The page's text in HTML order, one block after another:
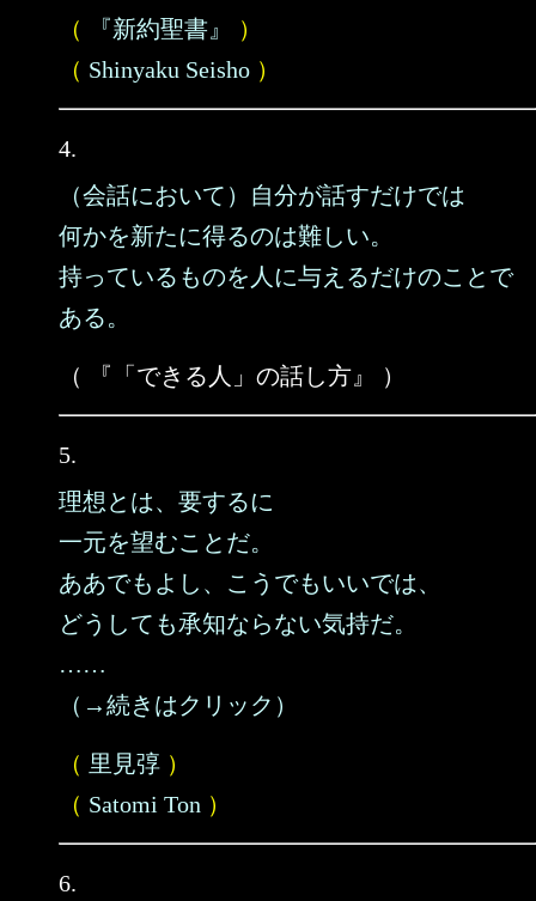
（ 『新約聖書』
）
（ Shinyaku Seisho ）
4.
（会話において）自分が話すだけでは
何かを新たに得るのは難しい。
持っているものを人に与えるだけのことで
ある。
（ 『「できる人」の話し方』 ）
5.
理想とは、要するに
一元を望むことだ。
ああでもよし、こうでもいいでは、
どうしても承知ならない気持だ。
……
（→続きはクリック）
（ 里見弴 ）
（ Satomi Ton ）
6.